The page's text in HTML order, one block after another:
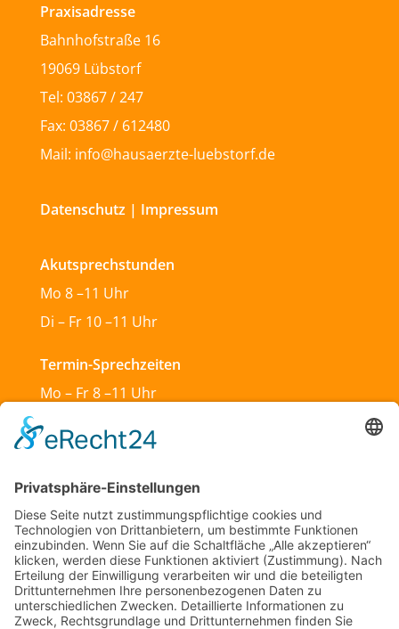
Praxisadresse
Bahnhofstraße 16
19069 Lübstorf
Tel: 03867 / 247
Fax: 03867 / 612480
Mail: info@hausaerzte-luebstorf.de
Datenschutz | Impressum
Akutsprechstunden
Mo 8 –11 Uhr
Di – Fr 10 –11 Uhr
Termin-Sprechzeiten
Mo – Fr 8 –11 Uhr
Mo & Do 13 –18 Uhr
Di 17:30 – 19:30 Uhr
Sa und So geschlossen